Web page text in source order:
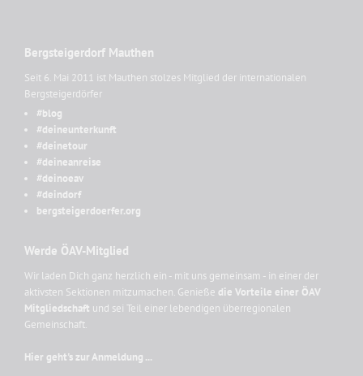
Bergsteigerdorf Mauthen
Seit 6. Mai 2011 ist Mauthen stolzes Mitglied der internationalen
Bergsteigerdörfer
#blog
#deineunterkunft
#deinetour
#deineanreise
#deinoeav
#deindorf
bergsteigerdoerfer.org
Werde ÖAV-Mitglied
Wir laden Dich ganz herzlich ein - mit uns gemeinsam - in einer der
aktivsten Sektionen mitzumachen. Genieße die Vorteile einer ÖAV
Mitgliedschaft und sei Teil einer lebendigen überregionalen
Gemeinschaft.
Hier geht's zur Anmeldung ...